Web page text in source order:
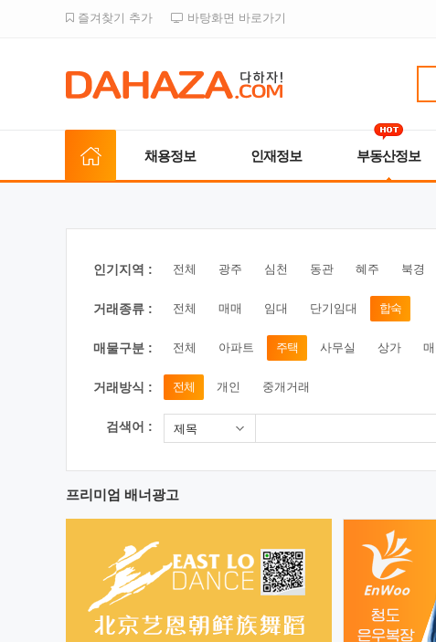
즐겨찾기 추가 바탕화면 바로가기
채용정보 인재정보 부동산정보
인기지역 : 전체 광주 심천 동관 혜주 북경
거래종류 : 전체 매매 임대 단기임대 합숙
매물구분 : 전체 아파트 주택 사무실 상가
거래방식 : 전체 개인 중개거래
검색어 : 제목
프리미엄 배너광고